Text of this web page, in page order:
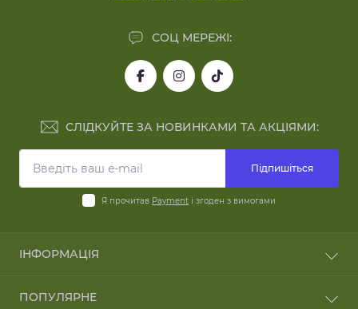
СОЦ МЕРЕЖІ:
СЛІДКУЙТЕ ЗА НОВИНКАМИ ТА АКЦІЯМИ:
Підпишіться
Я прочитав Payment і згоден з вимогами
ІНФОРМАЦІЯ
Reviews
ПОПУЛЯРНЕ